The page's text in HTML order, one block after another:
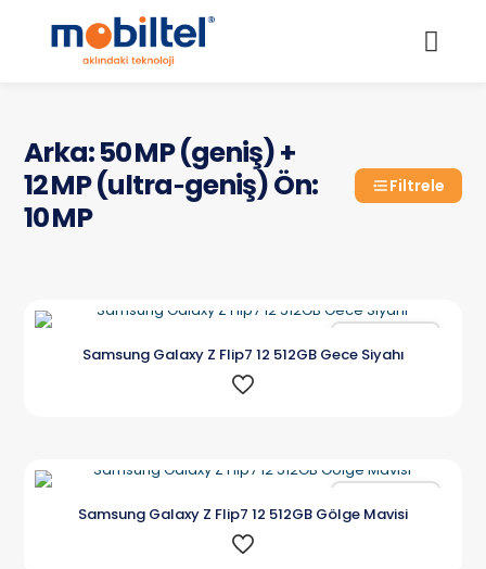
Arka: 50 MP (geniş) +
12 MP (ultra‑geniş) Ön:
10 MP
Filtrele
Samsung Galaxy Z Flip7 12 512GB Gece Siyahı
Samsung Galaxy Z Flip7 12 512GB Gölge Mavisi